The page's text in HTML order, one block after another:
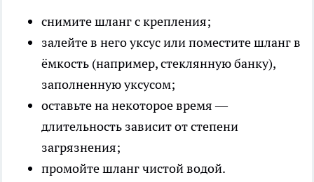
снимите шланг с крепления;
залейте в него уксус или поместите шланг в
ёмкость (например, стеклянную банку),
заполненную уксусом;
оставьте на некоторое время —
длительность зависит от степени
загрязнения;
промойте шланг чистой водой.